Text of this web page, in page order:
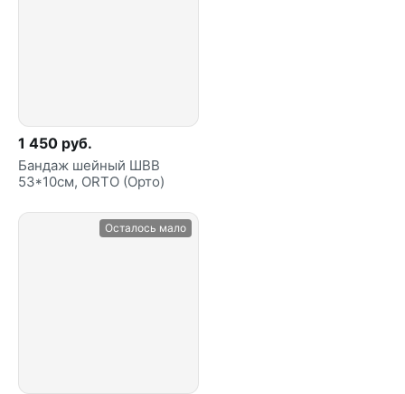
1 450 руб.
Бандаж шейный ШВВ
53*10см, ORTO (Орто)
Осталось мало